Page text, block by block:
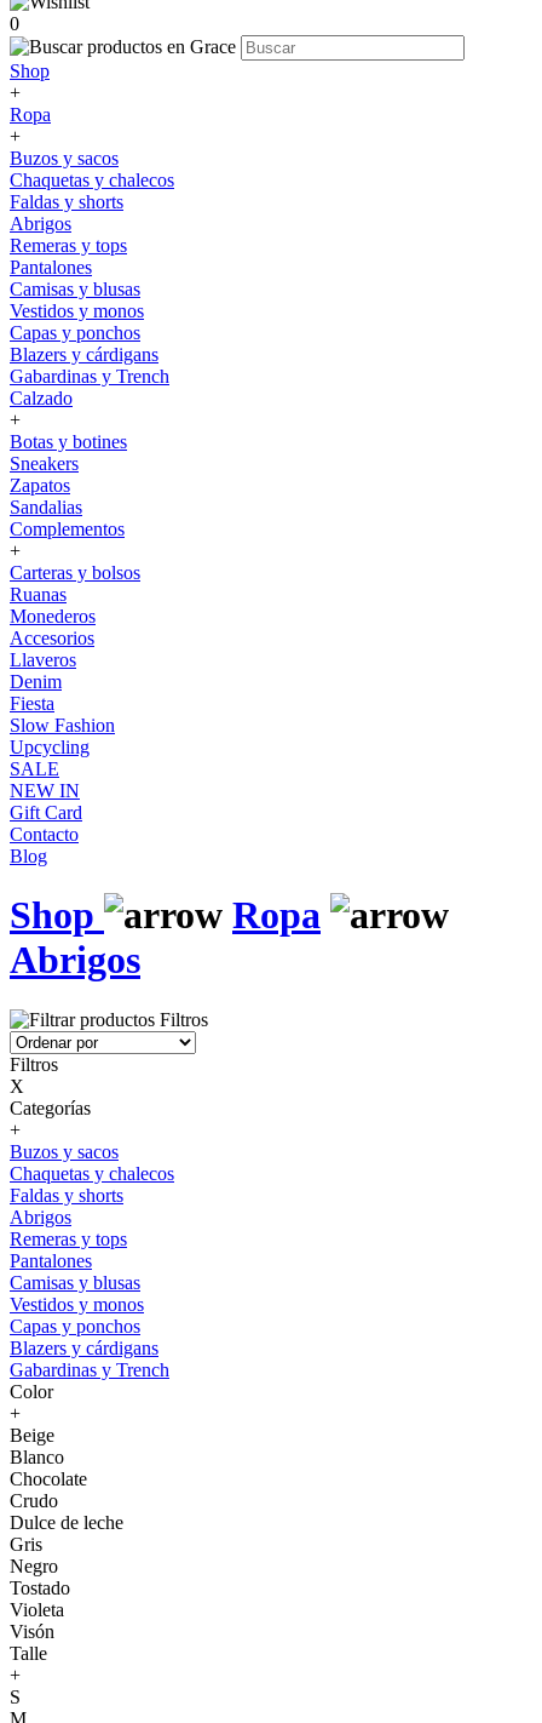
0
Shop
+
Ropa
+
Buzos y sacos
Chaquetas y chalecos
Faldas y shorts
Abrigos
Remeras y tops
Pantalones
Camisas y blusas
Vestidos y monos
Capas y ponchos
Blazers y cárdigans
Gabardinas y Trench
Calzado
+
Botas y botines
Sneakers
Zapatos
Sandalias
Complementos
+
Carteras y bolsos
Ruanas
Monederos
Accesorios
Llaveros
Denim
Fiesta
Slow Fashion
Upcycling
SALE
NEW IN
Gift Card
Contacto
Blog
Shop
Ropa
Abrigos
Filtros
Filtros
X
Categorías
+
Buzos y sacos
Chaquetas y chalecos
Faldas y shorts
Abrigos
Remeras y tops
Pantalones
Camisas y blusas
Vestidos y monos
Capas y ponchos
Blazers y cárdigans
Gabardinas y Trench
Color
+
Beige
Blanco
Chocolate
Crudo
Dulce de leche
Gris
Negro
Tostado
Violeta
Visón
Talle
+
S
M